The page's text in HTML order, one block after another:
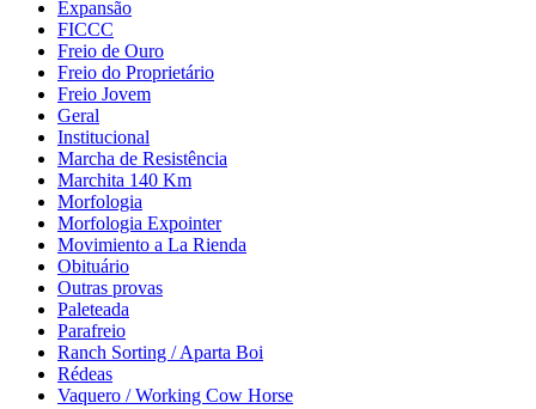
Expansão
FICCC
Freio de Ouro
Freio do Proprietário
Freio Jovem
Geral
Institucional
Marcha de Resistência
Marchita 140 Km
Morfologia
Morfologia Expointer
Movimiento a La Rienda
Obituário
Outras provas
Paleteada
Parafreio
Ranch Sorting / Aparta Boi
Rédeas
Vaquero / Working Cow Horse